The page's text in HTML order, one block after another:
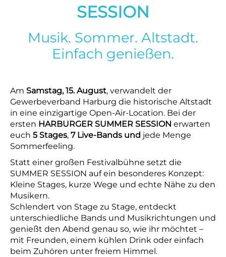
SESSION
Musik. Sommer. Altstadt.
Einfach genießen.
Am Samstag, 15. August, verwandelt der
Gewerbeverband Harburg die historische Altstadt
in eine einzigartige Open-Air-Location. Bei der
ersten HARBURGER SUMMER SESSION erwarten
euch 5 Stages, 7 Live-Bands und jede Menge
Sommerfeeling.
Statt einer großen Festivalbühne setzt die
SUMMER SESSION auf ein besonderes Konzept:
Kleine Stages, kurze Wege und echte Nähe zu den
Musikern.
Schlendert von Stage zu Stage, entdeckt
unterschiedliche Bands und Musikrichtungen und
genießt den Abend genau so, wie ihr möchtet –
mit Freunden, einem kühlen Drink oder einfach
beim Zuhören unter freiem Himmel.